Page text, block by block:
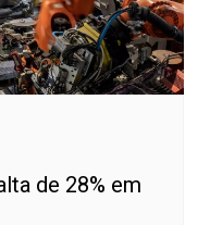
de 28% em